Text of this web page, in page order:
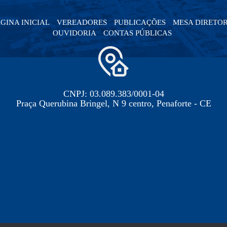
INICIAL VEREADORES PUBLICAÇÕES
MESA
OUVIDORIA
CONTAS PÚBLICAS
CNPJ: 03.089.383/0001-04
Praça Querubina Bringel, N 9 centro, Penaforte - CE